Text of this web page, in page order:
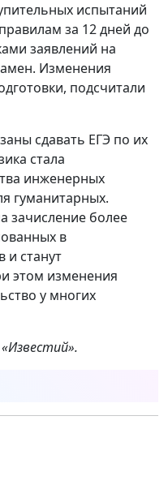
испытаний
за 12 дней до
заявлений на
Изменения
подсчитали
сдавать ЕГЭ по их
стала
инженерных
гуманитарных.
зачисление более
в
и станут
этом изменения
у многих
«Известий».